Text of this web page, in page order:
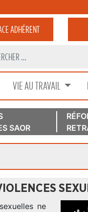
ADHÉRENT
VIE AU TRAVAIL
SAOR
ne